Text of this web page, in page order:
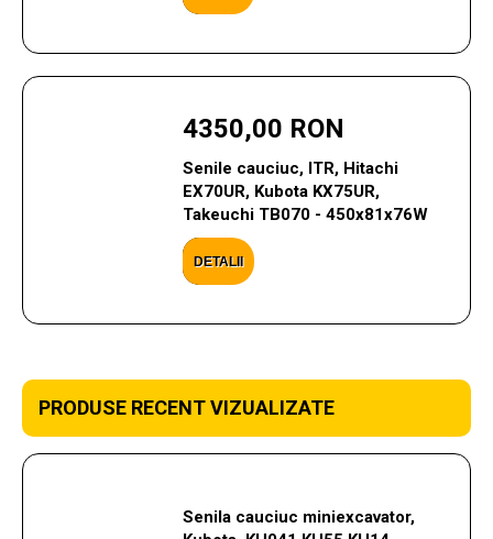
4350,00 RON
Senile cauciuc, ITR, Hitachi
EX70UR, Kubota KX75UR,
Takeuchi TB070 - 450x81x76W
DETALII
PRODUSE RECENT VIZUALIZATE
Senila cauciuc miniexcavator,